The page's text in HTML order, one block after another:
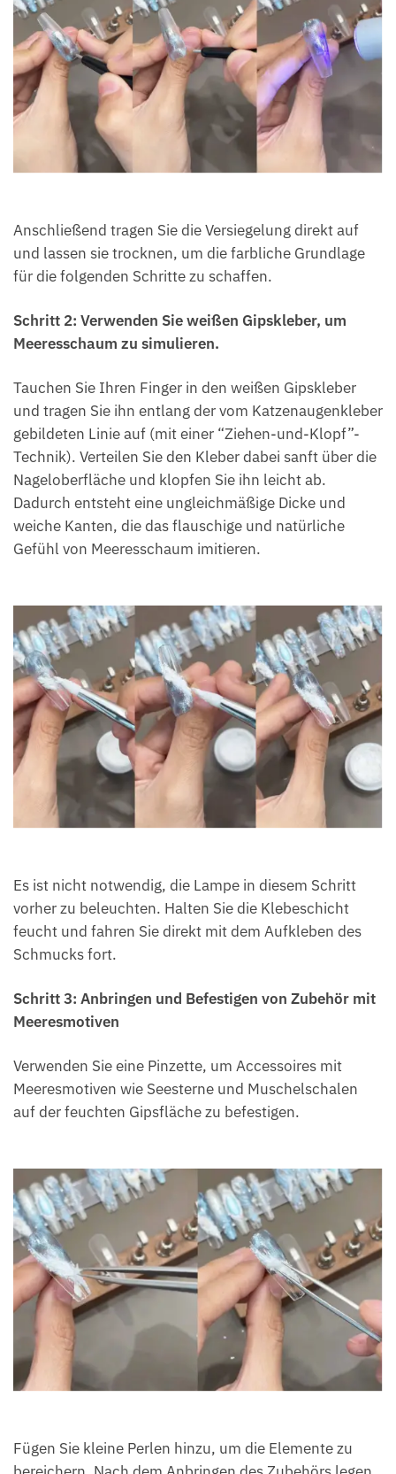
Anschließend tragen Sie die Versiegelung direkt auf
und lassen sie trocknen, um die farbliche Grundlage
für die folgenden Schritte zu schaffen.
Schritt 2: Verwenden Sie weißen Gipskleber, um
Meeresschaum zu simulieren.
Tauchen Sie Ihren Finger in den weißen Gipskleber
und tragen Sie ihn entlang der vom Katzenaugenkleber
gebildeten Linie auf (mit einer “Ziehen-und-Klopf”-
Technik). Verteilen Sie den Kleber dabei sanft über die
Nageloberfläche und klopfen Sie ihn leicht ab.
Dadurch entsteht eine ungleichmäßige Dicke und
weiche Kanten, die das flauschige und natürliche
Gefühl von Meeresschaum imitieren.
Es ist nicht notwendig, die Lampe in diesem Schritt
vorher zu beleuchten. Halten Sie die Klebeschicht
feucht und fahren Sie direkt mit dem Aufkleben des
Schmucks fort.
Schritt 3: Anbringen und Befestigen von Zubehör mit
Meeresmotiven
Verwenden Sie eine Pinzette, um Accessoires mit
Meeresmotiven wie Seesterne und Muschelschalen
auf der feuchten Gipsfläche zu befestigen.
Fügen Sie kleine Perlen hinzu, um die Elemente zu